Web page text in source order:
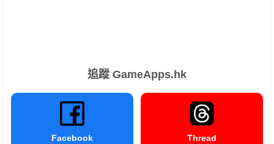
追蹤 GameApps.hk
Facebook Thread